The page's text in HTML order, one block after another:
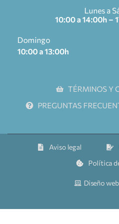
Lunes a
10:00 a 14:00h –
Domingo
10:00 a 13:00h
TÉRMINOS Y
PREGUNTAS
Aviso legal
Política
Diseño web